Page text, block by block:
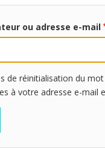
ou adresse e-mail
de réinitialisation du
à votre adresse e-mail